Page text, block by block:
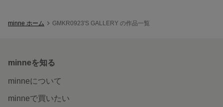
minne ホーム GMKR0923'S GALLERY の作品一覧
minneを知る
minneについて
minneで買いたい